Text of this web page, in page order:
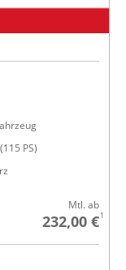
PS)
Mtl. ab
232,00 €1